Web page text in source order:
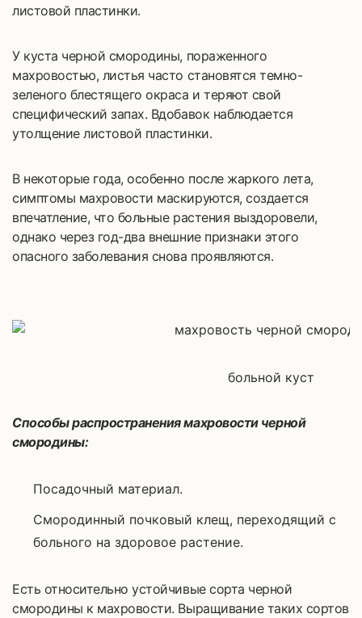
листовой пластинки.
У куста черной смородины, пораженного
махровостью, листья часто становятся темно-
зеленого блестящего окраса и теряют свой
специфический запах. Вдобавок наблюдается
утолщение листовой пластинки.
В некоторые года, особенно после жаркого лета,
симптомы махровости маскируются, создается
впечатление, что больные растения выздоровели,
однако через год-два внешние признаки этого
опасного заболевания снова проявляются.
больной куст
Способы распространения махровости черной
смородины:
Посадочный материал.
Смородинный почковый клещ, переходящий с
больного на здоровое растение.
Есть относительно устойчивые сорта черной
смородины к махровости. Выращивание таких сортов